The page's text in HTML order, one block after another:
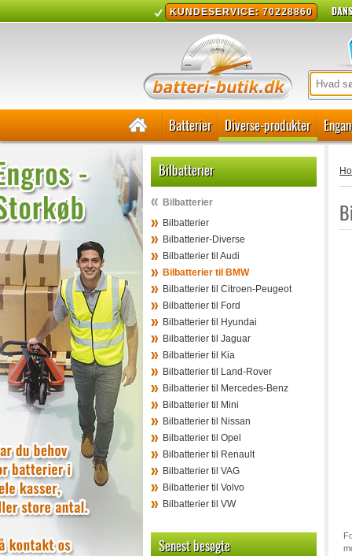
KUNDESERVICE: 70228860
Batterier Diverse-produkter
Bilbatterier
Bilbatterier
Bilbatterier
Bilbatterier-Diverse
Bilbatterier til Audi
Bilbatterier til BMW
Bilbatterier til Citroen-Peugeot
Bilbatterier til Ford
Bilbatterier til Hyundai
Bilbatterier til Jaguar
Bilbatterier til Kia
Bilbatterier til Land-Rover
Bilbatterier til Mercedes-Benz
Bilbatterier til Mini
Bilbatterier til Nissan
Bilbatterier til Opel
Bilbatterier til Renault
Bilbatterier til VAG
Bilbatterier til Volvo
Bilbatterier til VW
Senest besøgte